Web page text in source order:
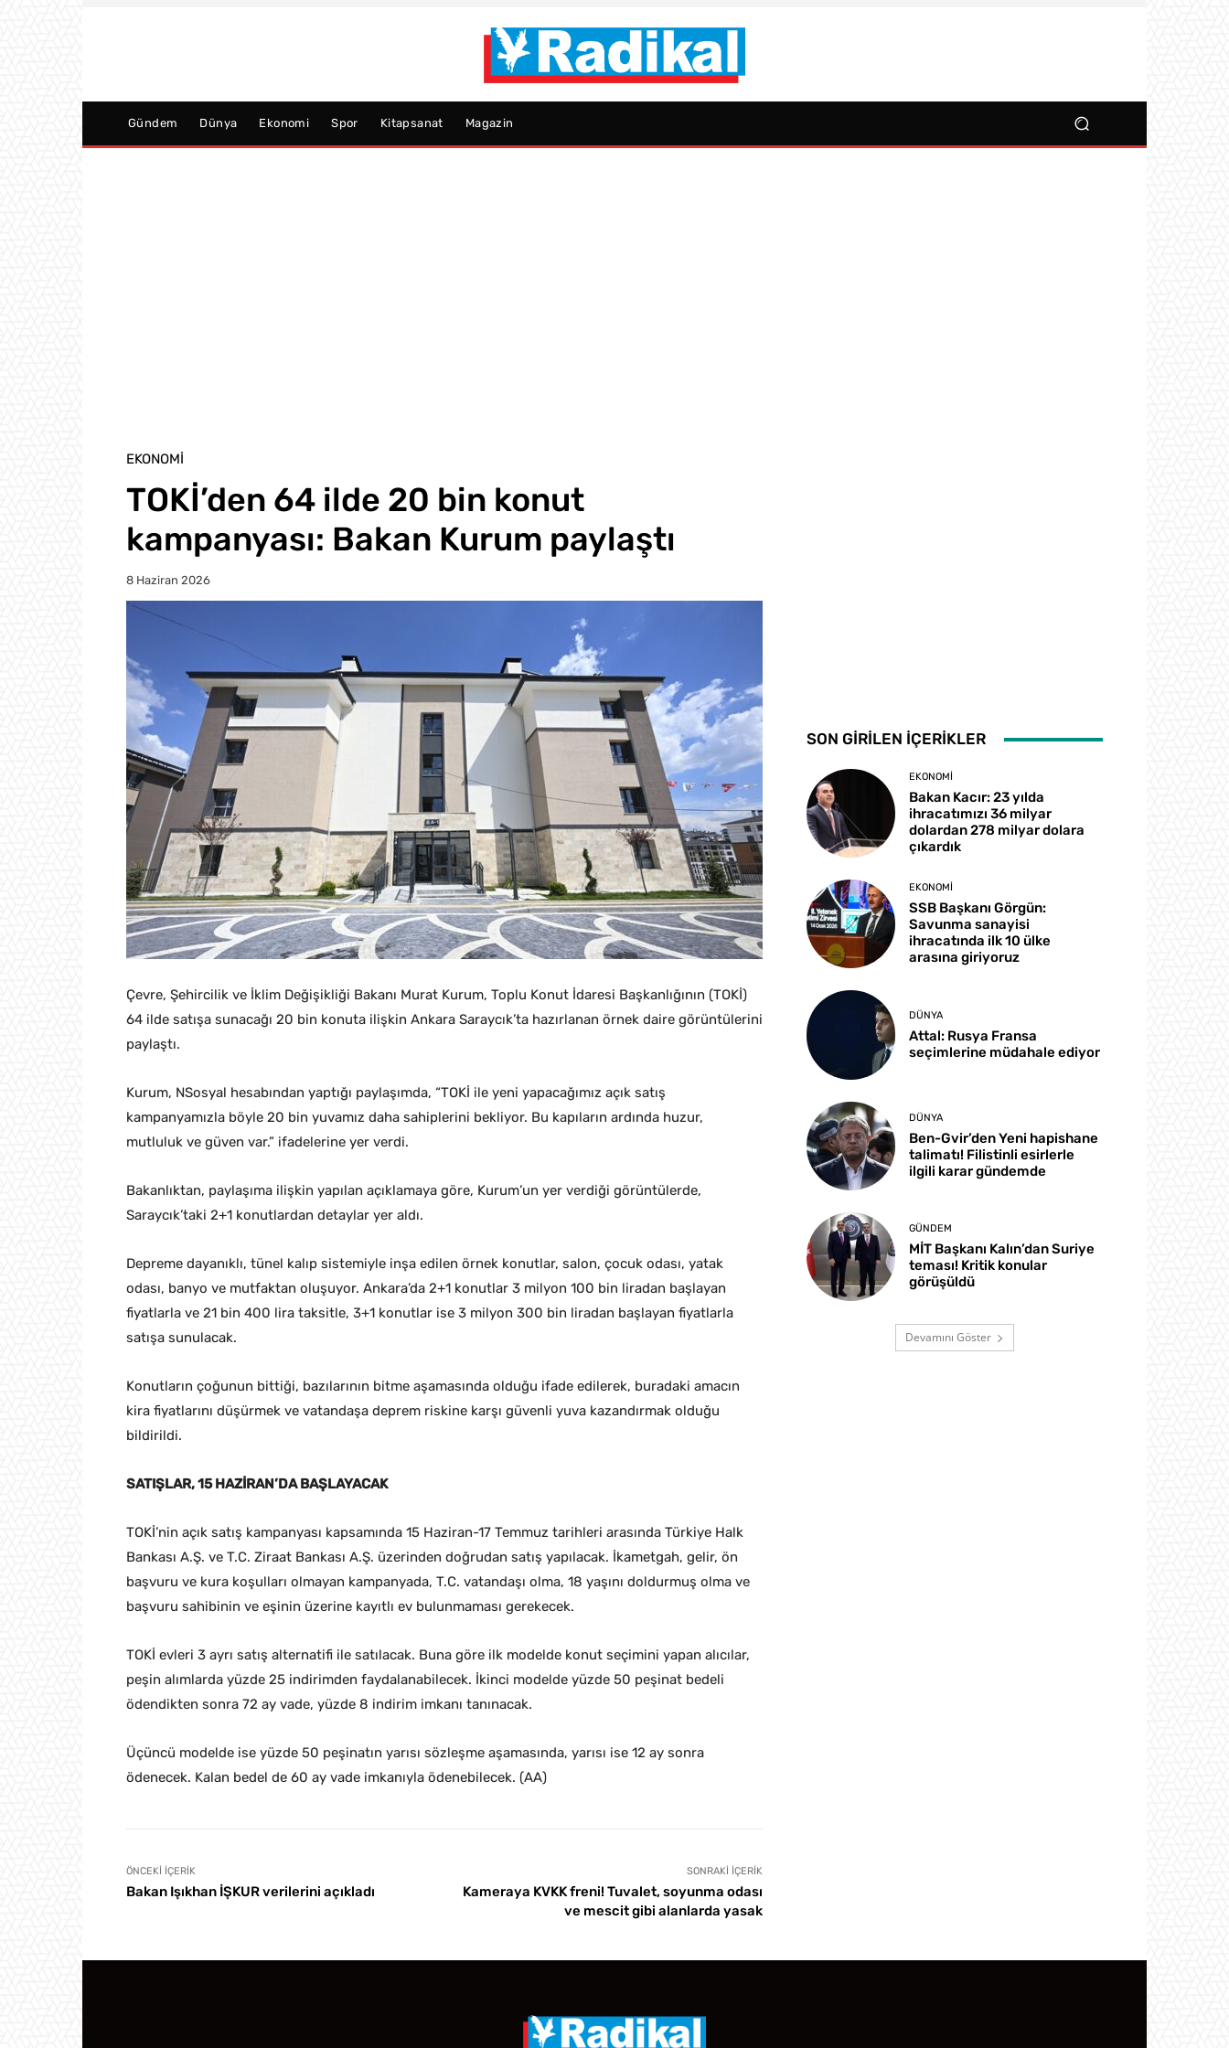
Gündem Dünya Ekonomi Spor Kitapsanat Magazin
EKONOMI
TOKİ’den 64 ilde 20 bin konut
kampanyası: Bakan Kurum paylaştı
8 Haziran 2026
Çevre, Şehircilik ve İklim Değişikliği Bakanı Murat Kurum, Toplu Konut İdaresi Başkanlığının (TOKİ)
64 ilde satışa sunacağı 20 bin konuta ilişkin Ankara Saraycık’ta hazırlanan örnek daire görüntülerini
paylaştı.
Kurum, NSosyal hesabından yaptığı paylaşımda, “TOKİ ile yeni yapacağımız açık satış
kampanyamızla böyle 20 bin yuvamız daha sahiplerini bekliyor. Bu kapıların ardında huzur,
mutluluk ve güven var.” ifadelerine yer verdi.
Bakanlıktan, paylaşıma ilişkin yapılan açıklamaya göre, Kurum’un yer verdiği görüntülerde,
Saraycık’taki 2+1 konutlardan detaylar yer aldı.
Depreme dayanıklı, tünel kalıp sistemiyle inşa edilen örnek konutlar, salon, çocuk odası, yatak
odası, banyo ve mutfaktan oluşuyor. Ankara’da 2+1 konutlar 3 milyon 100 bin liradan başlayan
fiyatlarla ve 21 bin 400 lira taksitle, 3+1 konutlar ise 3 milyon 300 bin liradan başlayan fiyatlarla
satışa sunulacak.
Konutların çoğunun bittiği, bazılarının bitme aşamasında olduğu ifade edilerek, buradaki amacın
kira fiyatlarını düşürmek ve vatandaşa deprem riskine karşı güvenli yuva kazandırmak olduğu
bildirildi.
SATIŞLAR, 15 HAZİRAN’DA BAŞLAYACAK
TOKİ’nin açık satış kampanyası kapsamında 15 Haziran-17 Temmuz tarihleri arasında Türkiye Halk
Bankası A.Ş. ve T.C. Ziraat Bankası A.Ş. üzerinden doğrudan satış yapılacak. İkametgah, gelir, ön
başvuru ve kura koşulları olmayan kampanyada, T.C. vatandaşı olma, 18 yaşını doldurmuş olma ve
başvuru sahibinin ve eşinin üzerine kayıtlı ev bulunmaması gerekecek.
TOKİ evleri 3 ayrı satış alternatifi ile satılacak. Buna göre ilk modelde konut seçimini yapan alıcılar,
peşin alımlarda yüzde 25 indirimden faydalanabilecek. İkinci modelde yüzde 50 peşinat bedeli
ödendikten sonra 72 ay vade, yüzde 8 indirim imkanı tanınacak.
Üçüncü modelde ise yüzde 50 peşinatın yarısı sözleşme aşamasında, yarısı ise 12 ay sonra
ödenecek. Kalan bedel de 60 ay vade imkanıyla ödenebilecek. (AA)
ÖNCEKI İÇERIK
Bakan Işıkhan İŞKUR verilerini açıkladı
SONRAKI İÇERIK
Kameraya KVKK freni! Tuvalet, soyunma odası
ve mescit gibi alanlarda yasak
SON GİRİLEN İÇERİKLER
EKONOMI
Bakan Kacır: 23 yılda
ihracatımızı 36 milyar
dolardan 278 milyar dolara
çıkardık
EKONOMI
SSB Başkanı Görgün:
Savunma sanayisi
ihracatında ilk 10 ülke
arasına giriyoruz
DÜNYA
Attal: Rusya Fransa
seçimlerine müdahale ediyor
DÜNYA
Ben-Gvir’den Yeni hapishane
talimatı! Filistinli esirlerle
ilgili karar gündemde
GÜNDEM
MİT Başkanı Kalın’dan Suriye
teması! Kritik konular
görüşüldü
Devamını Göster